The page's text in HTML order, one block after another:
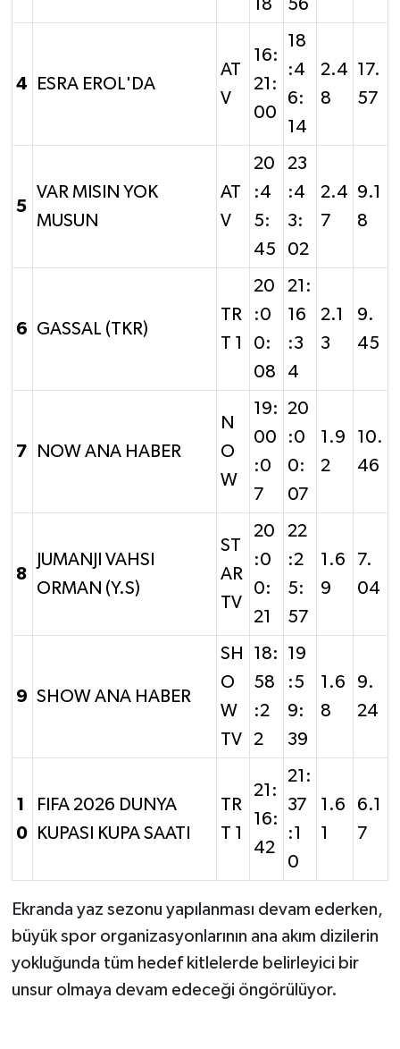
18 56
4 ESRA EROL'DA
AT
V
16:
21:
00
18
:4
6:
14
2.4
8
17.
57
5
VAR MISIN YOK
MUSUN
AT
V
20
:4
5:
45
23
:4
3:
02
2.4
7
9.1
8
6 GASSAL (TKR)
TR
T 1
20
:0
0:
08
21:
16
:3
4
2.1
3
9.
45
7 NOW ANA HABER
N
O
W
19:
00
:0
7
20
:0
0:
07
1.9
2
10.
46
8
JUMANJI VAHSI
ORMAN (Y.S)
ST
AR
TV
20
:0
0:
21
22
:2
5:
57
1.6
9
7.
04
9 SHOW ANA HABER
SH
O
W
TV
18:
58
:2
2
19
:5
9:
39
1.6
8
9.
24
1
0
FIFA 2026 DUNYA
KUPASI KUPA SAATI
TR
T 1
21:
16:
42
21:
37
:1
0
1.6
1
6.1
7
Ekranda yaz sezonu yapılanması devam ederken,
büyük spor organizasyonlarının ana akım dizilerin
yokluğunda tüm hedef kitlelerde belirleyici bir
unsur olmaya devam edeceği öngörülüyor.